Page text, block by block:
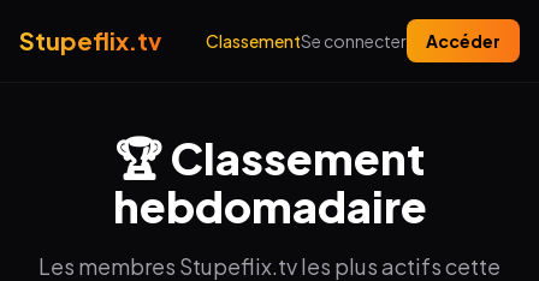
Stupeflix.tv ClassementSe connecter Accéder
🏆 Classement
hebdomadaire
Les membres Stupeflix.tv les plus actifs cette